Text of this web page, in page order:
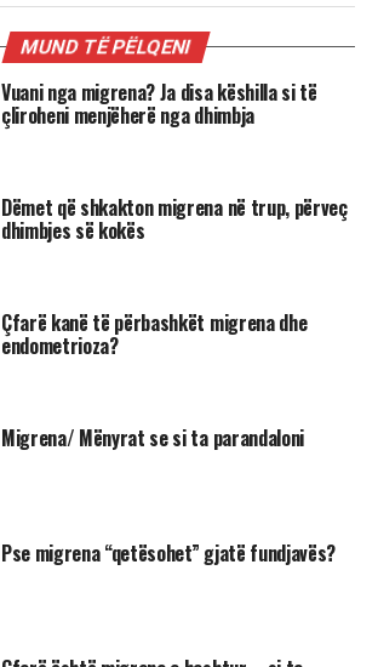
MUND TË PËLQENI
Vuani nga migrena? Ja disa këshilla si të
çliroheni menjëherë nga dhimbja
Dëmet që shkakton migrena në trup, përveç
dhimbjes së kokës
Çfarë kanë të përbashkët migrena dhe
endometrioza?
Migrena/ Mënyrat se si ta parandaloni
Pse migrena “qetësohet” gjatë fundjavës?